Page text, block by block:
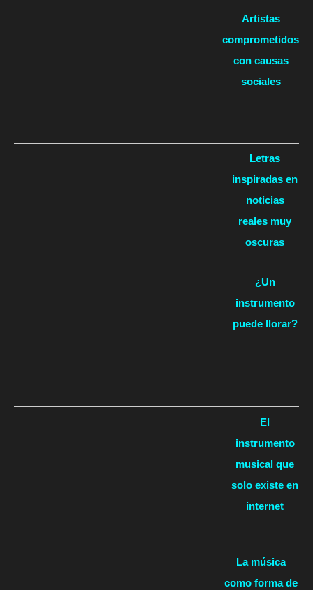
Artistas
comprometidos
con causas
sociales
Letras
inspiradas en
noticias
reales muy
oscuras
¿Un
instrumento
puede llorar?
El
instrumento
musical que
solo existe en
internet
La música
como forma de